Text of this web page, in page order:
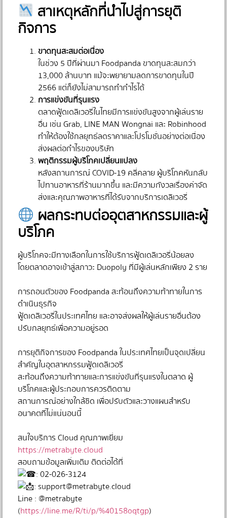
สาเหตุหลักที่นำไปสู่การยุติ
กิจการ
ขาดทุนสะสมต่อเนื่อง
ในช่วง 5 ปีที่ผ่านมา Foodpanda ขาดทุนสะสมกว่า
13,000 ล้านบาท แม้จะพยายามลดการขาดทุนในปี
2566 แต่ก็ยังไม่สามารถทำกำไรได้
การแข่งขันที่รุนแรง
ตลาดฟู้ดเดลิเวอรี่ในไทยมีการแข่งขันสูงจากผู้เล่นราย
อื่น เช่น Grab, LINE MAN Wongnai และ Robinhood
ทำให้ต้องใช้กลยุทธ์ลดราคาและโปรโมชั่นอย่างต่อเนื่อง
ส่งผลต่อกำไรของบริษัท
พฤติกรรมผู้บริโภคเปลี่ยนแปลง
หลังสถานการณ์ COVID-19 คลี่คลาย ผู้บริโภคหันกลับ
ไปทานอาหารที่ร้านมากขึ้น และมีความกังวลเรื่องค่าจัด
ส่งและคุณภาพอาหารที่ได้รับจากบริการเดลิเวอรี่
ผลกระทบต่ออุตสาหกรรมและผู้
บริโภค
ผู้บริโภคจะมีทางเลือกในการใช้บริการฟู้ดเดลิเวอรี่น้อยลง
โดยตลาดอาจเข้าสู่สภาวะ Duopoly ที่มีผู้เล่นหลักเพียง 2 ราย
การถอนตัวของ Foodpanda สะท้อนถึงความท้าทายในการ
ดำเนินธุรกิจ
ฟู้ดเดลิเวอรี่ในประเทศไทย และอาจส่งผลให้ผู้เล่นรายอื่นต้อง
ปรับกลยุทธ์เพื่อความอยู่รอด
การยุติกิจการของ Foodpanda ในประเทศไทยเป็นจุดเปลี่ยน
สำคัญในอุตสาหกรรมฟู้ดเดลิเวอรี่
สะท้อนถึงความท้าทายและการแข่งขันที่รุนแรงในตลาด ผู้
บริโภคและผู้ประกอบการควรติดตาม
สถานการณ์อย่างใกล้ชิด เพื่อปรับตัวและวางแผนสำหรับ
อนาคตที่ไม่แน่นอนนี้
สนใจบริการ Cloud คุณภาพเยี่ยม
https://metrabyte.cloud
สอบถามข้อมูลเพิ่มเติม ติดต่อได้ที่
: 02-026-3124
: support@metrabyte.cloud
Line : @metrabyte
(https://line.me/R/ti/p/%40158oqtgp)